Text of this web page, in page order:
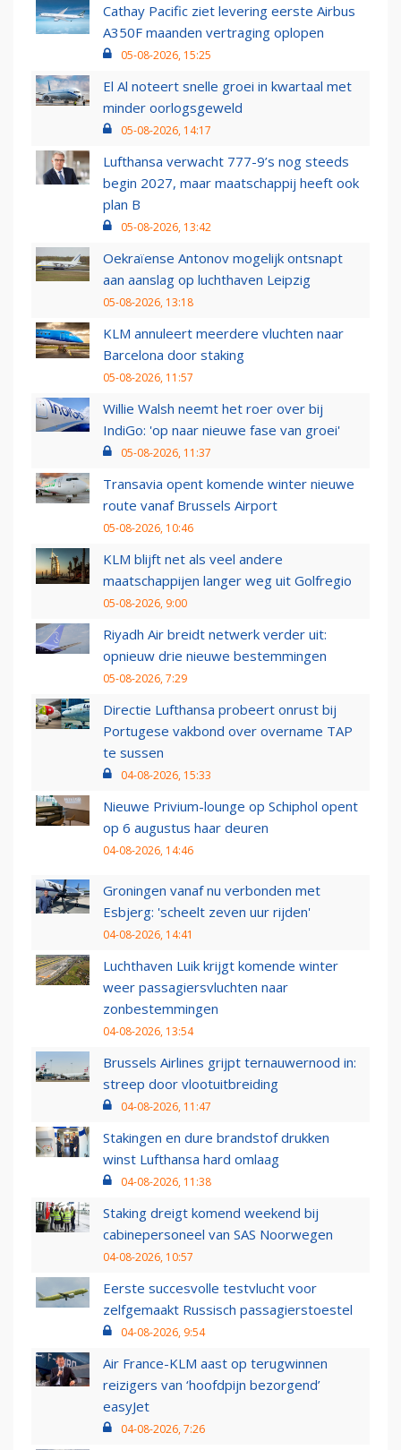
Cathay Pacific ziet levering eerste Airbus
A350F maanden vertraging oplopen
05-08-2026, 15:25
El Al noteert snelle groei in kwartaal met
minder oorlogsgeweld
05-08-2026, 14:17
Lufthansa verwacht 777-9’s nog steeds
begin 2027, maar maatschappij heeft ook
plan B
05-08-2026, 13:42
Oekraïense Antonov mogelijk ontsnapt
aan aanslag op luchthaven Leipzig
05-08-2026, 13:18
KLM annuleert meerdere vluchten naar
Barcelona door staking
05-08-2026, 11:57
Willie Walsh neemt het roer over bij
IndiGo: 'op naar nieuwe fase van groei'
05-08-2026, 11:37
Transavia opent komende winter nieuwe
route vanaf Brussels Airport
05-08-2026, 10:46
KLM blijft net als veel andere
maatschappijen langer weg uit Golfregio
05-08-2026, 9:00
Riyadh Air breidt netwerk verder uit:
opnieuw drie nieuwe bestemmingen
05-08-2026, 7:29
Directie Lufthansa probeert onrust bij
Portugese vakbond over overname TAP
te sussen
04-08-2026, 15:33
Nieuwe Privium-lounge op Schiphol opent
op 6 augustus haar deuren
04-08-2026, 14:46
Groningen vanaf nu verbonden met
Esbjerg: 'scheelt zeven uur rijden'
04-08-2026, 14:41
Luchthaven Luik krijgt komende winter
weer passagiersvluchten naar
zonbestemmingen
04-08-2026, 13:54
Brussels Airlines grijpt ternauwernood in:
streep door vlootuitbreiding
04-08-2026, 11:47
Stakingen en dure brandstof drukken
winst Lufthansa hard omlaag
04-08-2026, 11:38
Staking dreigt komend weekend bij
cabinepersoneel van SAS Noorwegen
04-08-2026, 10:57
Eerste succesvolle testvlucht voor
zelfgemaakt Russisch passagierstoestel
04-08-2026, 9:54
Air France-KLM aast op terugwinnen
reizigers van ‘hoofdpijn bezorgend’
easyJet
04-08-2026, 7:26